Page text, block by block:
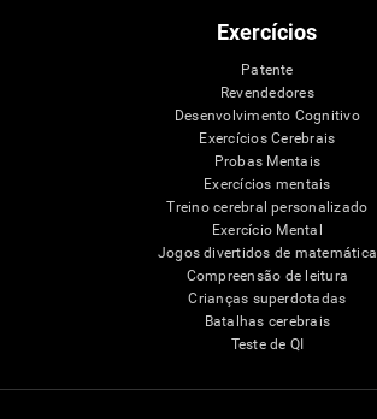
Exercícios
Patente
Revendedores
Desenvolvimento Cognitivo
Exercícios Cerebrais
Probas Mentais
Exercícios mentais
Treino cerebral personalizado
Exercício Mental
Jogos divertidos de matemática
Compreensão de leitura
Crianças superdotadas
Batalhas cerebrais
Teste de QI